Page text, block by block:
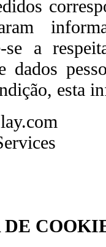
se a
dados
esta